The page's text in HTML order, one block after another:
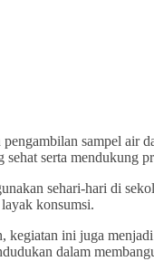
sampel air
serta mendukung
sehari-hari di
konsumsi.
kegiatan ini juga
dalam